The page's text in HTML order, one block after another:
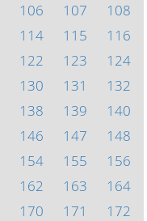
106 107
108
114 115
116
122 123
124
130 131
132
138 139
140
146 147
148
154 155
156
162 163
164
170 171
172